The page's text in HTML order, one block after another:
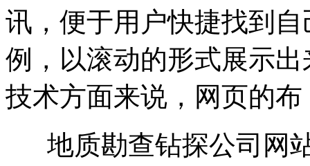
讯，便于用户快捷找到
例，以滚动的形式展示
技术方面来说，网页的布
地质勘查钻探公司网